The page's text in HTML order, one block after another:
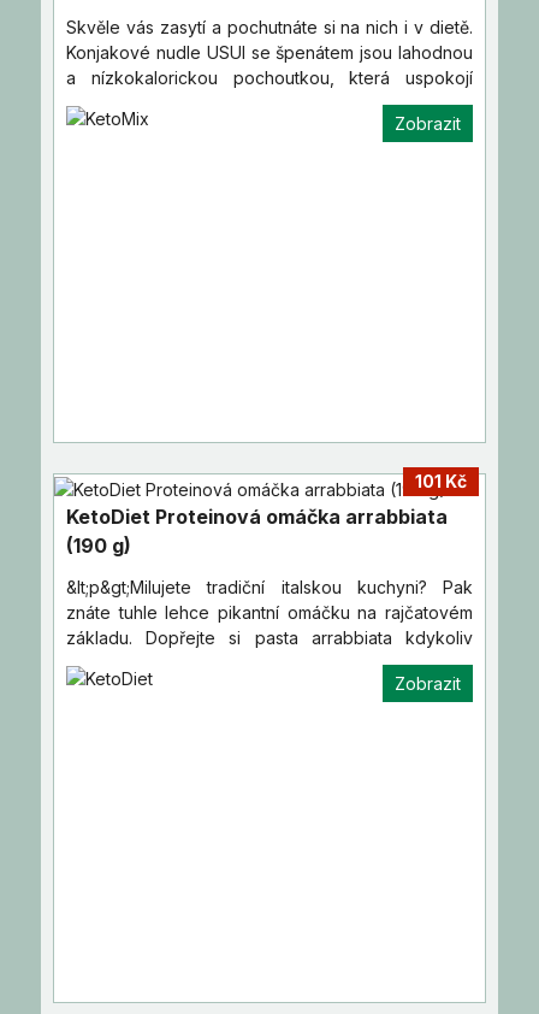
Skvěle vás zasytí a pochutnáte si na nich i v dietě.
Konjakové nudle USUI se špenátem jsou lahodnou
a nízkokalorickou pochoutkou, která uspokojí
vaše chutě a…
Zobrazit
101 Kč
KetoDiet Proteinová omáčka arrabbiata
(190 g)
&lt;p&gt;Milujete tradiční italskou kuchyni? Pak
znáte tuhle lehce pikantní omáčku na rajčatovém
základu. Dopřejte si pasta arrabbiata kdykoliv
během diety.&lt…
Zobrazit